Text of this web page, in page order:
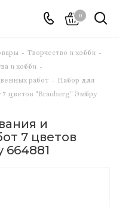
0
- Творчество и хобби -
и хобби -
работ - Набор для
7 цветов "Brauberg" Эмбру
и
7 цветов
664881